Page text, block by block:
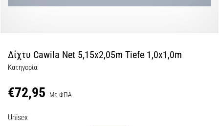
άρθρων
Δίχτυ Cawila Net 5,15x2,05m Tiefe 1,0x1,0m
Κατηγορία:
€72,95 Με ΦΠΑ
Unisex